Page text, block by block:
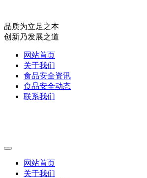
品质为立足之本
创新乃发展之道
网站首页
关于我们
食品安全资讯
食品安全动态
联系我们
网站首页
关于我们